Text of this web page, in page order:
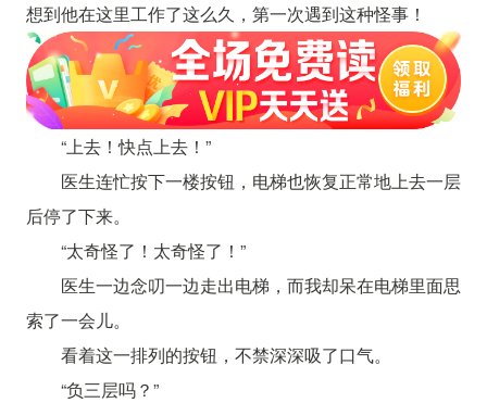
想到他在这里工作了这么久，第一次遇到这种怪事！
“上去！快点上去！”
医生连忙按下一楼按钮，电梯也恢复正常地上去一层
后停了下来。
“太奇怪了！太奇怪了！”
医生一边念叨一边走出电梯，而我却呆在电梯里面思
索了一会儿。
看着这一排列的按钮，不禁深深吸了口气。
“负三层吗？”